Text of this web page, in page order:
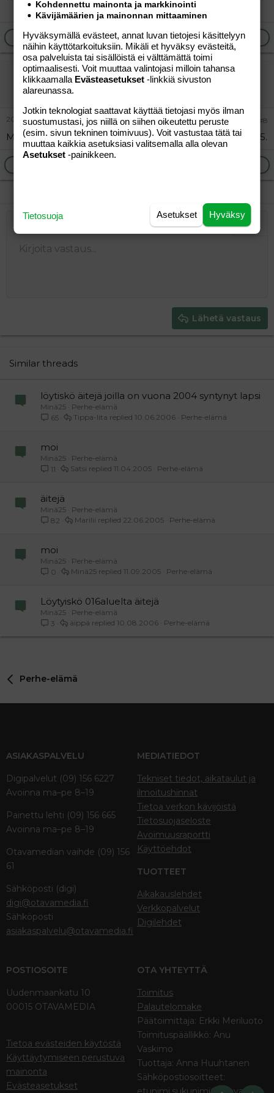
Vastaa
Ilmoita asiaton viesti
Katja83
Vieras
20.12.2005 #8
Meillä kaksi poikaa toinen syntynyt 06/04 ja toinen 05/05.
Lihavoitu Laajennettuun editoriin…
Järjestetty lista
Laajennettuun editoriin…
Lisää hyperlinkki
Lisää kuva
HymiötLaajennettuun
Kumoa
Fontin koko
9
26
Tekstiväri
KirjasintyyliArial
Yliviivaa
Tasaus Tasaa vasemmalle
Paragraph format
Normal
LainausLisää video/media
Lisää taulukko
Insert horizontal line
Tee uudelleen
BBCode-näkymä
Poista muotoilu
Luonnokset
Kirjoita vastaus...
Lähetä vastaus
Similar threads
löytiskö äitejä joilla on vuona 2004 syntynyt lapsi
Minä25
Perhe-elämä
65
Perhe-elämä
10.06.2006
Tippa-Iita
moi
Minä25
Perhe-elämä
11
Perhe-elämä
11.04.2005
Satsi
äitejä
Minä25
Perhe-elämä
82
Perhe-elämä
22.06.2005
Marilii
moi
Minä25
Perhe-elämä
0
Perhe-elämä
11.09.2005
Minä25
Löytyiskö 016aluelta äitejä
Minä25
Perhe-elämä
3
Perhe-elämä
10.08.2006
äippä
Perhe-elämä
ASIAKASPALVELU
Digipalvelut (09) 156 6227
Avoinna ma–pe 8–19
Painettu lehti (09) 156 665
Avoinna ma–pe 8–19
Otavamedian vaihde (09) 156
61
Sähköposti (digi)
digi@otavamedia.fi
Sähköposti
asiakaspalvelu@otavamedia.fi
MEDIATIEDOT
Tekniset tiedot, aikataulut ja
ilmoitushinnat
Tietoa verkon kävijöistä
Tietosuojaseloste
Avoimuusraportti
Käyttöehdot
TUOTTEET
Aikakauslehdet
Verkkopalvelut
Digilehdet
POSTIOSOITE
Uudenmaankatu 10
00015 OTAVAMEDIA
Tietoa evästeiden käytöstä
Käyttäytymiseen perustuva
mainonta
Evästeasetukset
OTA YHTEYTTÄ
Toimitus
Palautelomake
Päätoimittaja: Erkki Meriluoto
Toimituspäällikkö: Anu
Vaskimo
Tuottaja: Anna Huuhtanen
Sähköpostiosoitteet:
Kohdennettu mainonta ja markkinointi
Kävijämäärien ja mainonnan mittaaminen
Hyväksymällä evästeet, annat luvan tietojesi käsittelyyn
näihin käyttötarkoituksiin. Mikäli et hyväksy evästeitä,
osa palveluista tai sisällöistä ei välttämättä toimi
optimaalisesti. Voit muuttaa valintojasi milloin tahansa
klikkaamalla Evästeasetukset -linkkiä sivuston
alareunassa.
Jotkin teknologiat saattavat käyttää tietojasi myös ilman
suostumustasi, jos niillä on siihen oikeutettu peruste
(esim. sivun tekninen toimivuus). Voit vastustaa tätä tai
muuttaa kaikkia asetuksiasi valitsemalla alla olevan
Asetukset -painikkeen.
Hyväksy
Asetukset
Tietosuoja